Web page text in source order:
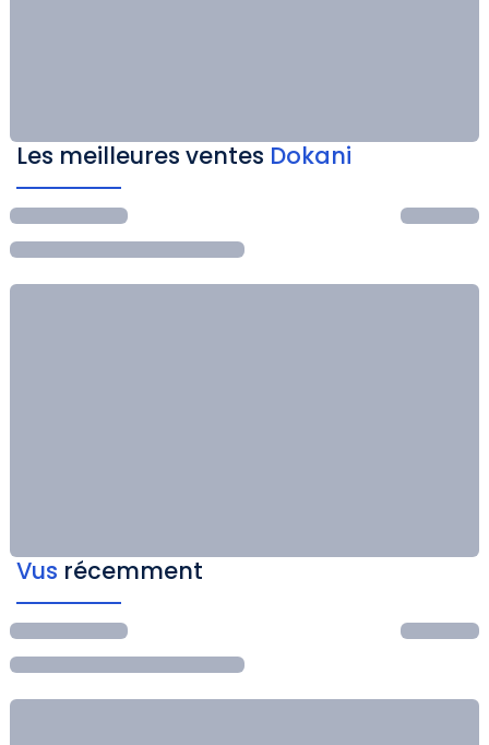
Les meilleures ventes Dokani
Vus récemment